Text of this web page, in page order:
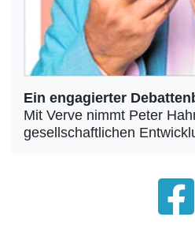
Ein engagierter
Mit Verve nimmt Peter
gesellschaftlichen